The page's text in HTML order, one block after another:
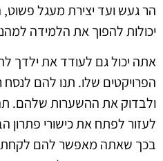
הר געש ועד יצירת מעגל פשוט,
יכולות להפוך את הלמידה
אתה יכול גם לעודד את ילדך
הפרויקטים שלו. תנו להם לנסח
ולבדוק את ההשערות שלהם.
לעזור לפתח את כישורי פתרון
בכך שאתה מאפשר להם